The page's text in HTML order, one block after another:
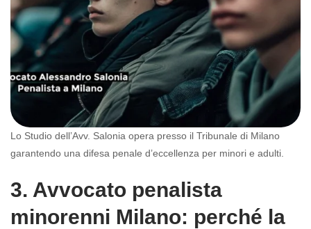
Lo Studio dell’Avv. Salonia opera presso il Tribunale di Milano
garantendo una difesa penale d’eccellenza per minori e adulti.
3. Avvocato penalista
minorenni Milano: perché la